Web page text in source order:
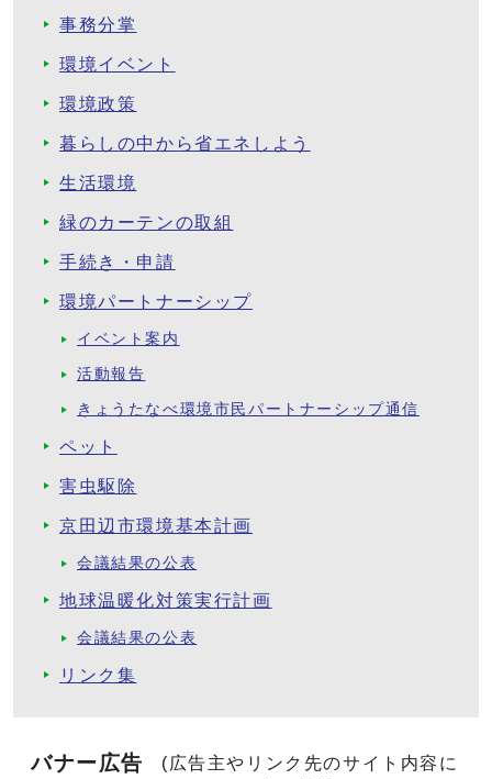
事務分掌
環境イベント
環境政策
暮らしの中から省エネしよう
生活環境
緑のカーテンの取組
手続き・申請
環境パートナーシップ
イベント案内
活動報告
きょうたなべ環境市民パートナーシップ通信
ペット
害虫駆除
京田辺市環境基本計画
会議結果の公表
地球温暖化対策実行計画
会議結果の公表
リンク集
バナー広告
(広告主やリンク先のサイト内容に